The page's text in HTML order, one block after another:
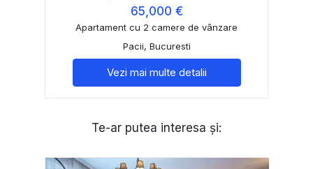
65,000 €
Apartament cu 2 camere de vânzare
Pacii, Bucuresti
Vezi mai multe detalii
Te-ar putea interesa și: